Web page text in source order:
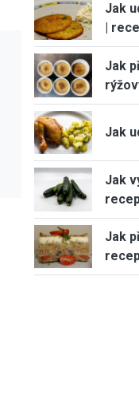
Jak
|
Jak
Jak
Jak
Jak